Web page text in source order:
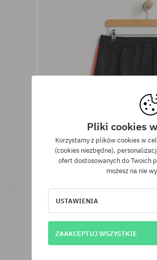
Pliki cookies
Korzystamy z plików cookies w
(cookies niezbędne),
ofert dostosowanych do Twoich
możesz na nie
USTAWIENIA
ZAAKCEPTUJ WSZYSTKIE